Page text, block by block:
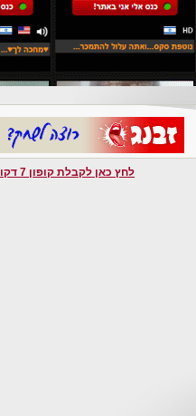
לחץ כאן לקבלת קופון 7 דקות מתנה